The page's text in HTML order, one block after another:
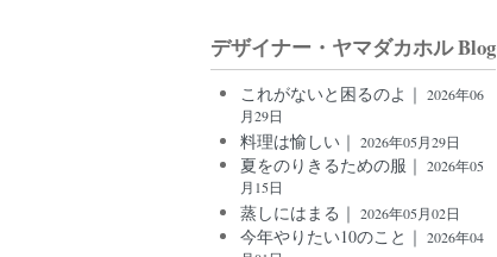
デザイナー・ヤマダカホル Blog
これがないと困るのよ｜ 2026年06
月29日
料理は愉しい｜ 2026年05月29日
夏をのりきるための服｜ 2026年05
月15日
蒸しにはまる｜ 2026年05月02日
今年やりたい10のこと｜ 2026年04